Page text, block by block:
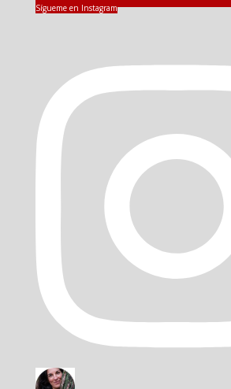
Sígueme en Instagram